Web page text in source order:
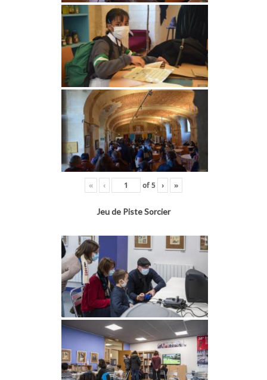
« ‹ of5 › »
Jeu de Piste Sorcier